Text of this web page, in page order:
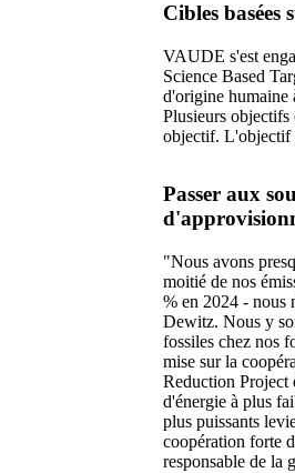
Cibles basées
VAUDE s'est
Science Based
d'origine humaine
Plusieurs objectifs
objectif. L'objectif
Passer aux
"Nous avons
moitié de nos
% en 2024 - nous
Dewitz. Nous y
fossiles chez nos
mise sur la
Reduction Project
d'énergie à plus
plus puissants
coopération forte
responsable de la